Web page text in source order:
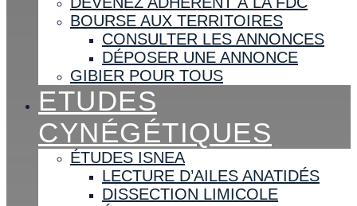
BOURSE AUX TERRITOIRES
CONSULTER LES ANNONCES
DÉPOSER UNE ANNONCE
GIBIER POUR TOUS
ETUDES
CYNÉGÉTIQUES
ÉTUDES ISNEA
LECTURE D’AILES ANATIDÉS
DISSECTION LIMICOLE